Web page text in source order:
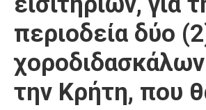
περιοδεία δύο
την Κρήτη, που